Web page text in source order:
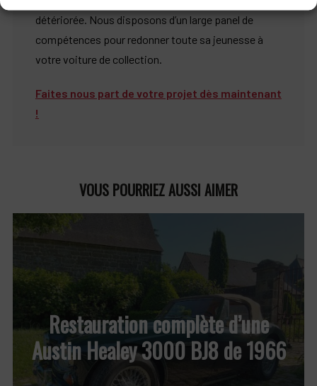
détériorée. Nous disposons d’un large panel de
compétences pour redonner toute sa jeunesse à
votre voiture de collection.
Faites nous part de votre projet dès maintenant
!
VOUS POURRIEZ AUSSI AIMER
Restauration complète d’une
Austin Healey 3000 BJ8 de 1966